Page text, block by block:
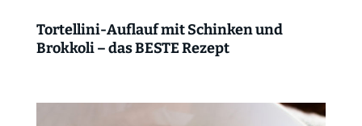
Tortellini-Auflauf mit Schinken und
Brokkoli – das BESTE Rezept